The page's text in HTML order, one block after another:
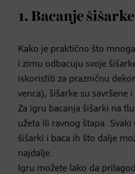
1. Bacanje šišarke
Kako je praktično što
i zimu odbacuju svoje
iskoristiti za prazničnu
venca), šišarke su savršene
Za igru bacanja šišarki na
užeta ili ravnog štapa.
šišarki i baca ih što dalje
najdalje.
Igru možete lako da